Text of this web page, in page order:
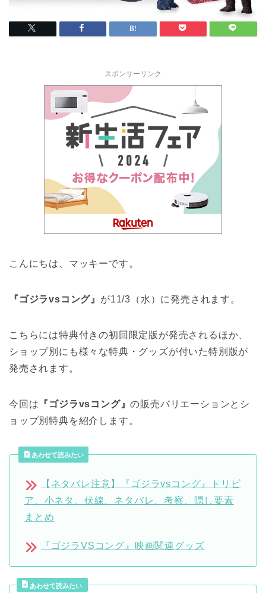
スポンサーリンク
こんにちは、マッキーです。
『ゴジラvsコング』 が11/3（水）に発売されます。
こちらには特典付きの初回限定版が発売されるほか、
ショップ別にも様々な特典・グッズが付いた特別版が
発売されます。
今回は 『ゴジラvsコング』の販売バリエーションとシ
ョップ別特典を紹介します。
あわせて読みたい
【ネタバレ注意】『ゴジラvsコング』トリビ
ア、小ネタ、伏線、ネタバレ、考察、隠し要素
まとめ
『ゴジラVSコング』映画関連グッズ